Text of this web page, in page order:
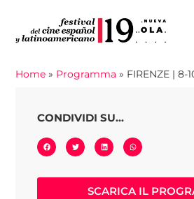
Home » Programma » FIRENZE | 8-
CONDIVIDI SU...
SCARICA IL